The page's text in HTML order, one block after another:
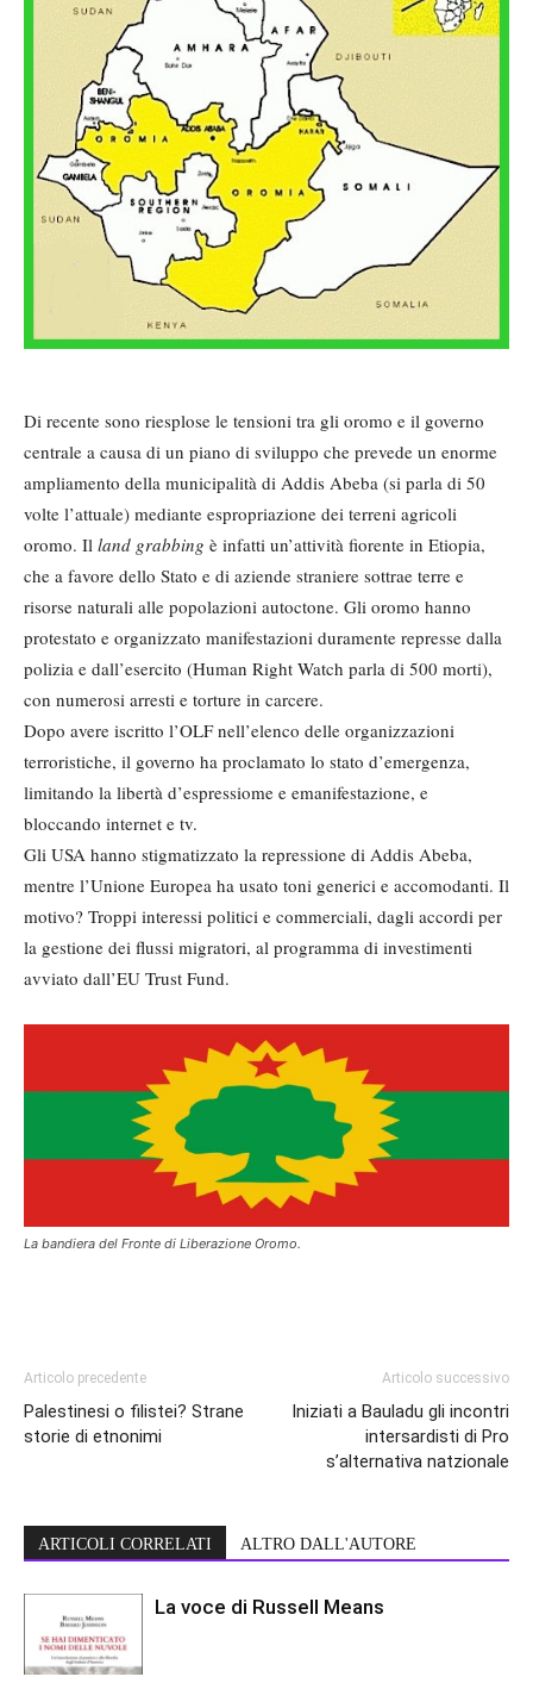
Di recente sono riesplose le tensioni tra gli oromo e il governo
centrale a causa di un piano di sviluppo che prevede un enorme
ampliamento della municipalità di Addis Abeba (si parla di 50
volte l’attuale) mediante espropriazione dei terreni agricoli
oromo. Il land grabbing è infatti un’attività fiorente in Etiopia,
che a favore dello Stato e di aziende straniere sottrae terre e
risorse naturali alle popolazioni autoctone. Gli oromo hanno
protestato e organizzato manifestazioni duramente represse dalla
polizia e dall’esercito (Human Right Watch parla di 500 morti),
con numerosi arresti e torture in carcere.
Dopo avere iscritto l’OLF nell’elenco delle organizzazioni
terroristiche, il governo ha proclamato lo stato d’emergenza,
limitando la libertà d’espressiome e emanifestazione, e
bloccando internet e tv.
Gli USA hanno stigmatizzato la repressione di Addis Abeba,
mentre l’Unione Europea ha usato toni generici e accomodanti. Il
motivo? Troppi interessi politici e commerciali, dagli accordi per
la gestione dei flussi migratori, al programma di investimenti
avviato dall’EU Trust Fund.
La bandiera del Fronte di Liberazione Oromo.
Articolo precedente
Palestinesi o filistei? Strane
storie di etnonimi
Articolo successivo
Iniziati a Bauladu gli incontri
intersardisti di Pro
s’alternativa natzionale
ARTICOLI CORRELATI ALTRO DALL'AUTORE
La voce di Russell Means